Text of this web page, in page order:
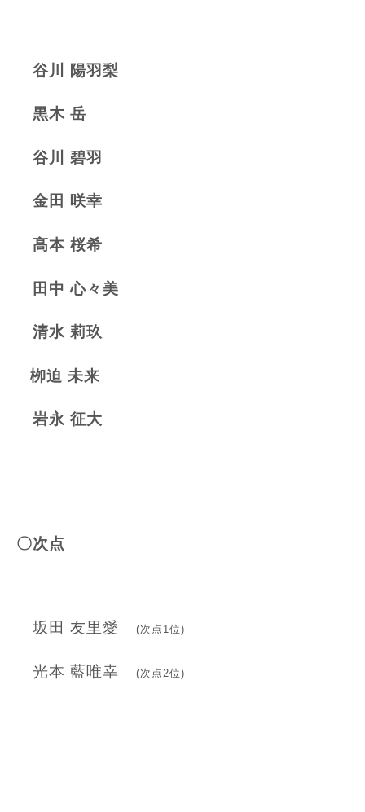
谷川 陽羽梨
黒木 岳
谷川 碧羽
金田 咲幸
髙本 桜希
田中 心々美
清水 莉玖
栁迫 未来
岩永 征大
〇次点
坂田 友里愛 (次点1位)
光本 藍唯幸 (次点2位)